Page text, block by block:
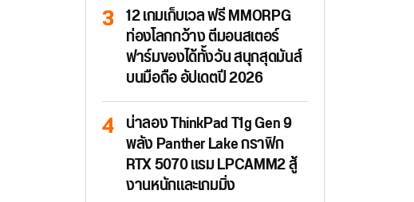
12 เกมเก็บเวล ฟรี MMORPG
ท่องโลกกว้าง ตีมอนสเตอร์
ฟาร์มของได้ทั้งวัน สนุกสุดมันส์
บนมือถือ อัปเดตปี 2026
น่าลอง ThinkPad T1g Gen 9
พลัง Panther Lake กราฟิก
RTX 5070 แรม LPCAMM2 สู้
งานหนักและเกมมิ่ง